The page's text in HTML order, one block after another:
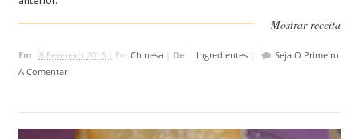
Mostrar receita
Em 8 Fevereiro, 2015 | Em Chinesa| De Ingredientes|
Seja O Primeiro
A Comentar